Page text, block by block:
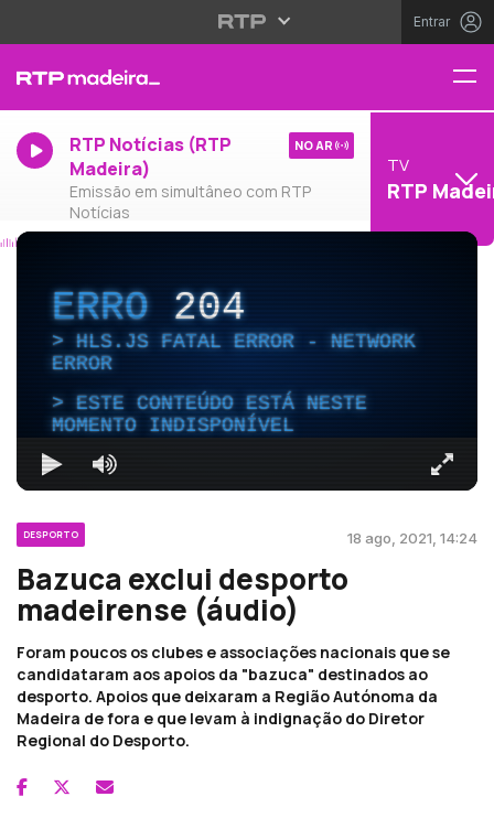
Entrar
RTP Notícias (RTP
Madeira)
Emissão em simultâneo com RTP
Notícias
NO AR
TV
RTP
ERRO204
HLS.JS FATAL ERROR - NETWORK
ERROR
ESTE CONTEÚDO ESTÁ NESTE
MOMENTO INDISPONÍVEL
DESPORTO 18 ago, 2021, 14:24
Bazuca exclui desporto
madeirense (áudio)
Foram poucos os clubes e associações nacionais que se
candidataram aos apoios da "bazuca" destinados ao
desporto. Apoios que deixaram a Região Autónoma da
Madeira de fora e que levam à indignação do Diretor
Regional do Desporto.